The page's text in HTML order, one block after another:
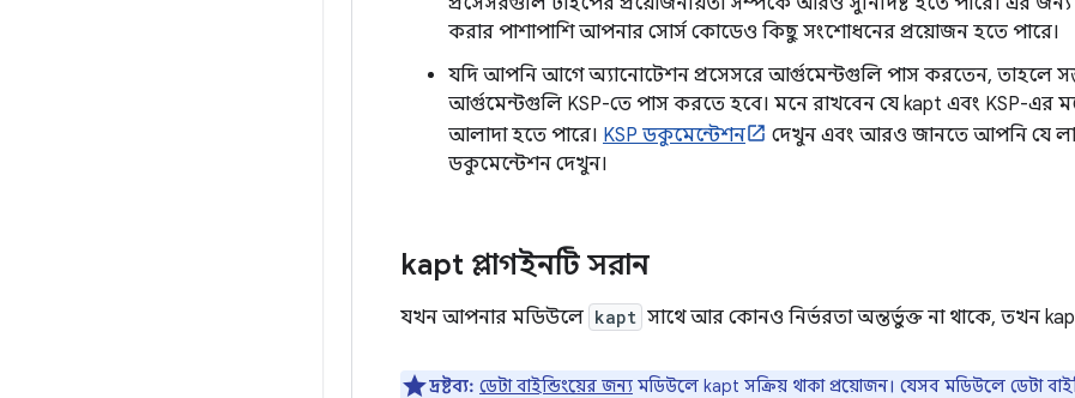
করার পাশাপাশি আপনার সোর্স কোডেও কিছু সংশোধনের প্রয়োজন হতে পারে।
যদি আপনি আগে অ্যানোটেশন প্রসেসরে আর্গুমেন্টগুলি পাস করতেন, তাহলে
আর্গুমেন্টগুলি KSP-তে পাস করতে হবে। মনে রাখবেন যে kapt এবং KSP-এর
আলাদা হতে পারে। KSP ডকুমেন্টেশন
দেখুন এবং আরও জানতে আপনি যে
ডকুমেন্টেশন দেখুন।
kapt প্লাগইনটি সরান
যখন আপনার মডিউলে kapt সাথে আর কোনও নির্ভরতা অন্তর্ভুক্ত না থাকে, তখন
দ্রষ্টব্য: ডেটা বাইন্ডিংয়ের জন্য মডিউলে kapt সক্রিয় থাকা প্রয়োজন। যেসব মডিউলে ডেটা